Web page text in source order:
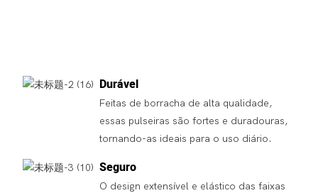
Durável
Feitas de borracha de alta qualidade,
essas pulseiras são fortes e duradouras,
tornando-as ideais para o uso diário.
Seguro
O design extensível e elástico das faixas